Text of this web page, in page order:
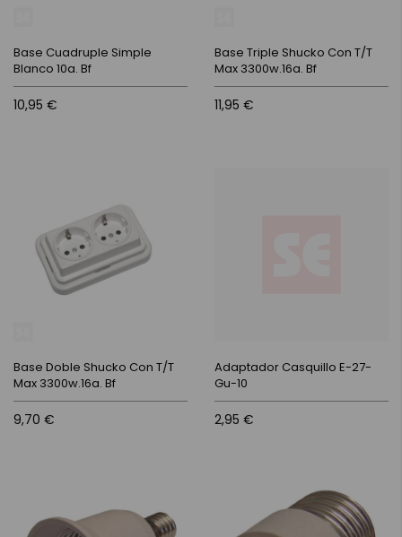
Base Cuadruple Simple
Blanco 10a. Bf
10,95 €
Base Triple Shucko Con T/T
Max 3300w.16a. Bf
11,95 €
Base Doble Shucko Con T/T
Max 3300w.16a. Bf
9,70 €
Adaptador Casquillo E-27-
Gu-10
2,95 €